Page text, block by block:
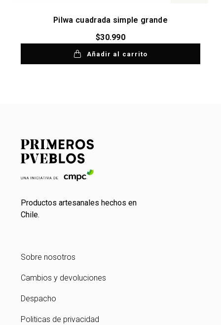
Pilwa cuadrada simple grande
$30.990
Añadir al carrito
Productos artesanales hechos en
Chile.
Sobre nosotros
Cambios y devoluciones
Despacho
Politicas de privacidad